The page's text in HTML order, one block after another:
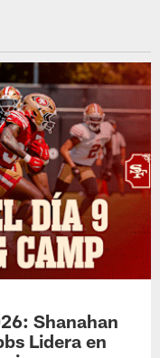
Shanahan
Lidera en